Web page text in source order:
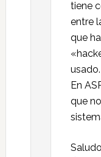
tiene
entre
que
usado.
En
que